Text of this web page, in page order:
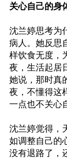
关心自己的身
沈兰婷思考为
病人。她反思
样饮食无度，
夜，生活起居
她说，那时真
夜，不懂得这
一点也不关心
沈兰婷觉得，
如调整自己的
没有退路了，